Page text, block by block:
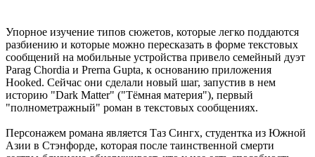
Упорное изучение типов сюжетов, которые легко поддаются
разбиению и которые можно пересказать в форме текстовых
сообщений на мобильные устройства привело семейный дуэт
Parag Chordia и Prerna Gupta, к основанию приложения
Hooked. Сейчас они сделали новый шаг, запустив в нем
историю "Dark Matter" ("Тёмная материя"), первый
"полнометражный" роман в текстовых сообщениях.
Персонажем романа является Таз Сингх, студентка из Южной
Азии в Стэнфорде, которая после таинственной смерти